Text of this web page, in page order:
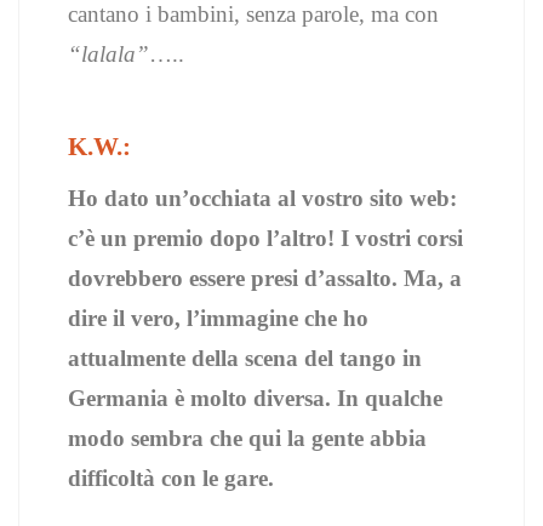
cantano i bambini, senza parole, ma con
“lalala”…..
K.W.:
Ho dato un’occhiata al vostro sito web:
c’è un premio dopo l’altro! I vostri corsi
dovrebbero essere presi d’assalto. Ma, a
dire il vero, l’immagine che ho
attualmente della scena del tango in
Germania è molto diversa. In qualche
modo sembra che qui la gente abbia
difficoltà con le gare.